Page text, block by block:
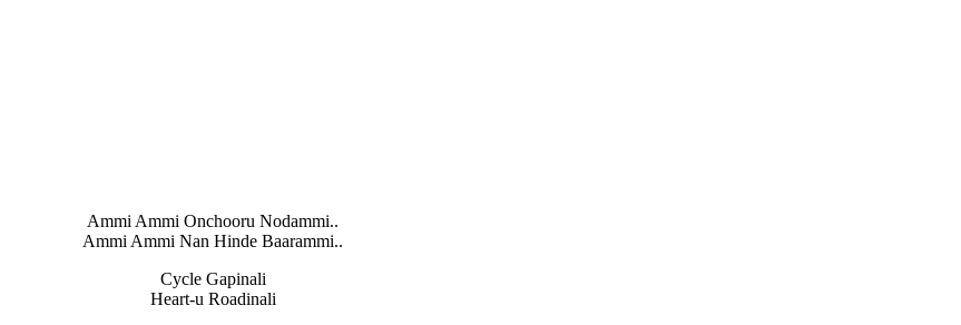
Ammi Ammi Onchooru Nodammi..
Ammi Ammi Nan Hinde Baarammi..
Cycle Gapinali
Heart-u Roadinali